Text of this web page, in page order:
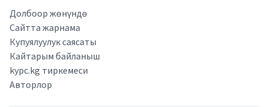
Долбоор жөнүндө
Сайтта жарнама
Купуялуулук саясаты
Кайтарым байланыш
kypc.kg тиркемеси
Авторлор